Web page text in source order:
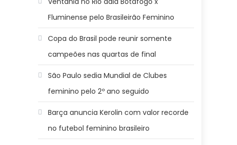
Fluminense pelo Brasileirão Feminino
Copa do Brasil pode reunir somente
campeões nas quartas de final
São Paulo sedia Mundial de Clubes
feminino pelo 2º ano seguido
Barça anuncia Kerolin com valor recorde
no futebol feminino brasileiro